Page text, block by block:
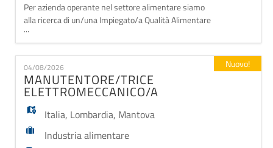
Per azienda operante nel settore alimentare siamo
alla ricerca di un/una Impiegato/a Qualità Alimentare
Junior da inserire all'interno dell'Ufficio Qualità, già
composto da un team di due professionisti. La
risorsa avrà l'opportunità di affiancare il team nelle
attività di gestione della qualità, contribuendo al
mantenimento degli standard azienda
...
04/08/2026
MANUTENTORE/TRICE
ELETTROMECCANICO/A
Italia, Lombardia, Mantova
Industria alimentare
Nuovo!